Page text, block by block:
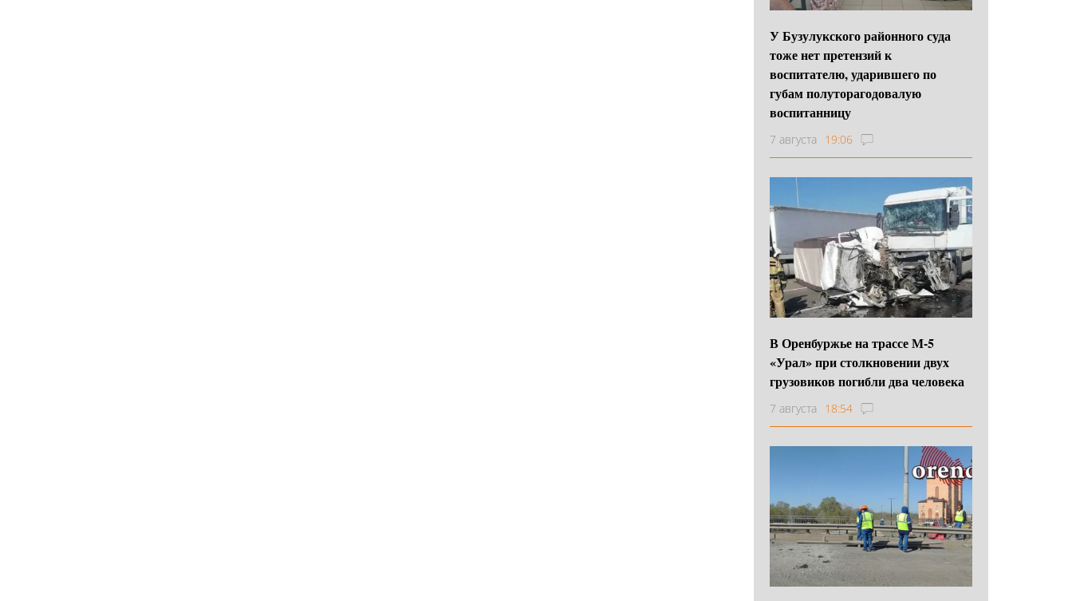
У Бузулукского районного суда
тоже нет претензий к
воспитателю, ударившего по
губам полуторагодовалую
воспитанницу
7 августа 19:06
В Оренбуржье на трассе М-5
«Урал» при столкновении двух
грузовиков погибли два человека
7 августа 18:54